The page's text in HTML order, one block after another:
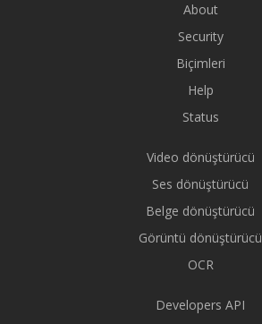
About
Security
Biçimleri
Help
Status
Video dönüştürücü
Ses dönüştürücü
Belge dönüştürücü
Görüntü dönüştürücü
OCR
Developers API